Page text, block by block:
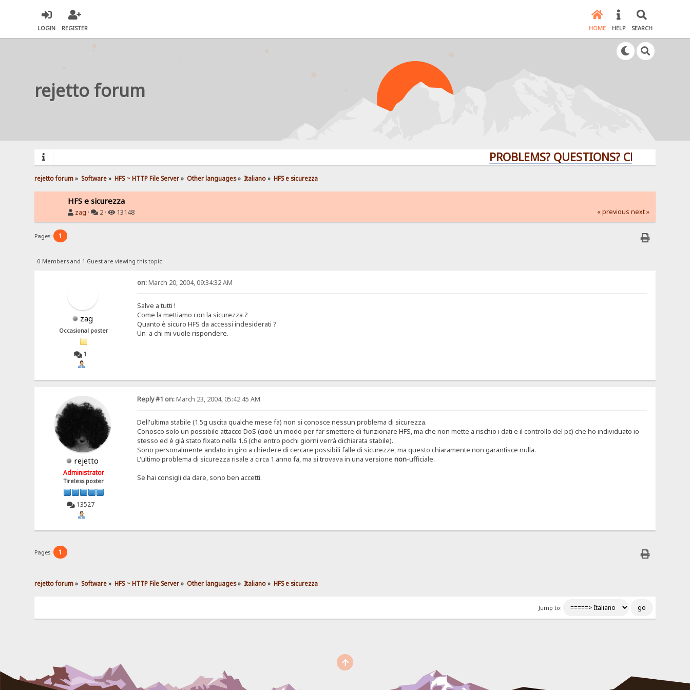
LOGIN REGISTER HOME HELP SEARCH
rejetto forum
PROBLEMS? QUESTIONS? CLICK HERE!
rejetto forum» Software» HFS ~ HTTP File Server» Other languages» Italiano» HFS e sicurezza
HFS e sicurezza
zag · 2 · 13148 « previous next »
Pages: 1
0 Members and 1 Guest are viewing this topic.
zag
Occasional poster
1
on:March 20, 2004, 09:34:32 AM
Salve a tutti !
Come la mettiamo con la sicurezza ?
Quanto è sicuro HFS da accessi indesiderati ?
Un a chi mi vuole rispondere.
rejetto
Administrator
Tireless poster
13527
Reply #1 on:March 23, 2004, 05:42:45 AM
Dell'ultima stabile (1.5g uscita qualche mese fa) non si conosce nessun problema di sicurezza.
Conosco solo un possibile attacco DoS (cioè un modo per far smettere di funzionare HFS, ma che non mette a rischio i dati e il controllo del pc) che ho individuato io
stesso ed è già stato fixato nella 1.6 (che entro pochi giorni verrà dichiarata stabile).
Sono personalmente andato in giro a chiedere di cercare possibili falle di sicurezze, ma questo chiaramente non garantisce nulla.
L'ultimo problema di sicurezza risale a circa 1 anno fa, ma si trovava in una versione non-ufficiale.
Se hai consigli da dare, sono ben accetti.
Pages: 1
rejetto forum» Software» HFS ~ HTTP File Server» Other languages» Italiano» HFS e sicurezza
Jump to: